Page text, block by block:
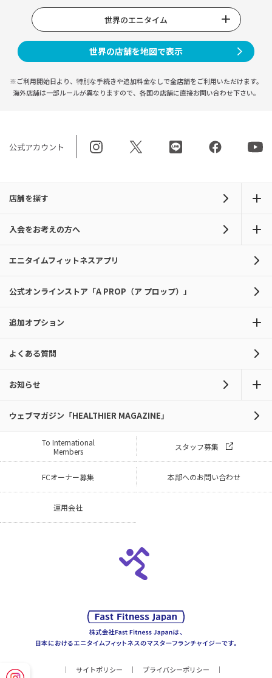
世界のエニタイム
世界の店舗を地図で表示
※ご利用開始日より、特別な手続きや追加料金なしで全店舗をご利用いただけます。
海外店舗は一部ルールが異なりますので、 各国の店舗に直接お問い合わせ下さい。
公式アカウント
店舗を探す
入会をお考えの方へ
エニタイムフィットネスアプリ
公式オンラインストア「A PROP（ア プロップ）」
追加オプション
よくある質問
お知らせ
ウェブマガジン「HEALTHIER MAGAZINE」
To International
Members
スタッフ募集
FCオーナー募集 本部へのお問い合わせ
運用会社
サイトポリシー
プライバシーポリシー